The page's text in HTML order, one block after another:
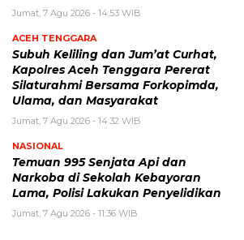
Jumat, 7 Agu 2026 - 14:53 WIB
ACEH TENGGARA
Subuh Keliling dan Jum’at Curhat,
Kapolres Aceh Tenggara Pererat
Silaturahmi Bersama Forkopimda,
Ulama, dan Masyarakat
Jumat, 7 Agu 2026 - 14:32 WIB
NASIONAL
Temuan 995 Senjata Api dan
Narkoba di Sekolah Kebayoran
Lama, Polisi Lakukan Penyelidikan
Jumat, 7 Agu 2026 - 11:36 WIB